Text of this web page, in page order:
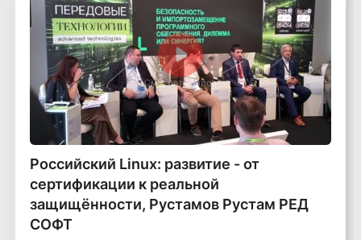
Смотреть видео
Российский Linux: развитие - от
сертификации к реальной
защищённости, Рустамов Рустам РЕД
СОФТ